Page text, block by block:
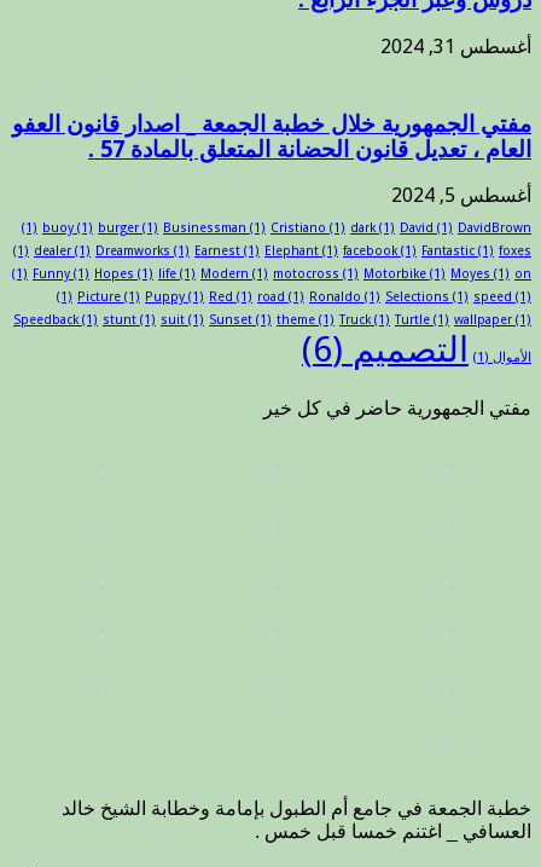
أغسطس 31, 2024
مفتي الجمهورية خلال خطبة الجمعة _ اصدار قانون العفو
العام ، تعديل قانون الحضانة المتعلق بالمادة 57 .
أغسطس 5, 2024
(1) buoy (1) burger (1) Businessman (1) Cristiano (1) dark(1) David (1) DavidBrown
(1) dealer (1) Dreamworks (1) Earnest (1) Elephant (1) facebook(1) Fantastic (1) foxes
(1) Funny (1) Hopes (1) life (1) Modern (1) motocross (1) Motorbike (1) Moyes (1) on
(1) Picture (1) Puppy (1) Red (1) road (1) Ronaldo (1) Selections (1) speed (1)
Speedback(1) stunt (1) suit (1) Sunset (1) theme (1) Truck(1) Turtle (1) wallpaper (1)
الأموال (1) التصميم (6)
مفتي الجمهورية حاضر في كل خير
خطبة الجمعة في جامع أم الطبول بإمامة وخطابة الشيخ خالد
العسافي _ اغتنم خمسا قبل خمس .